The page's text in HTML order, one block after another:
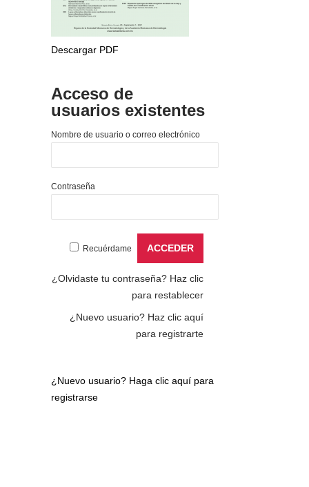
Descargar PDF
Acceso de
usuarios existentes
Nombre de usuario o correo electrónico
Contraseña
Recuérdame
¿Olvidaste tu contraseña? Haz clic
para restablecer
¿Nuevo usuario? Haz clic aquí
para registrarte
¿Nuevo usuario? Haga clic aquí para
registrarse